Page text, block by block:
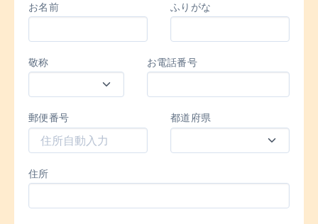
お名前 ふりがな
敬称 お電話番号
郵便番号 都道府県
住所